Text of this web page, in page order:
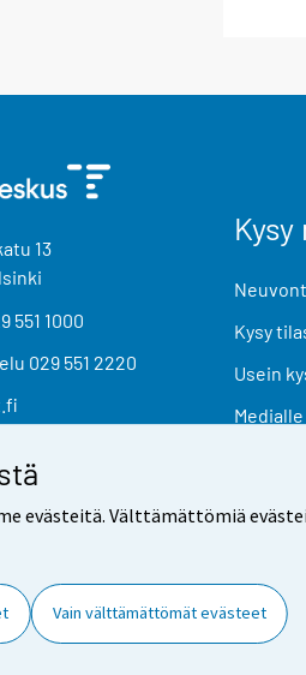
evästeitä. Välttämättömiä
Vain välttämättömät evästeet
13
551 1000
029 551 2220
Kysy
Usein
Medialle
Yhteystiedot Palaute